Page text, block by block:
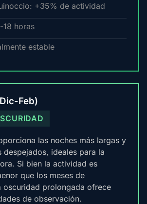
+35% de actividad
18 horas
estable
Feb)
las noches más largas y
despejados, ideales para la
Si bien la actividad es
que los meses de
oscuridad prolongada ofrece
de observación.